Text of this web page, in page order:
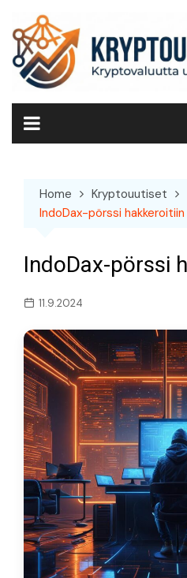
content
Home
Kryptouutiset
IndoDax-pörssi hakkeroitiin
IndoDax-pörssi
11.9.2024